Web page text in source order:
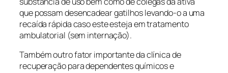
que possam desencadear gatilhos levando-o a uma
recaída rápida caso este esteja em tratamento
ambulatorial (sem internação).
Também outro fator importante da clínica de
recuperação para dependentes químicos e